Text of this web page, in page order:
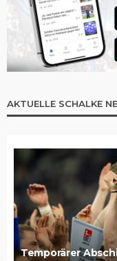
AKTUELLE SCHALKE
Temporärer